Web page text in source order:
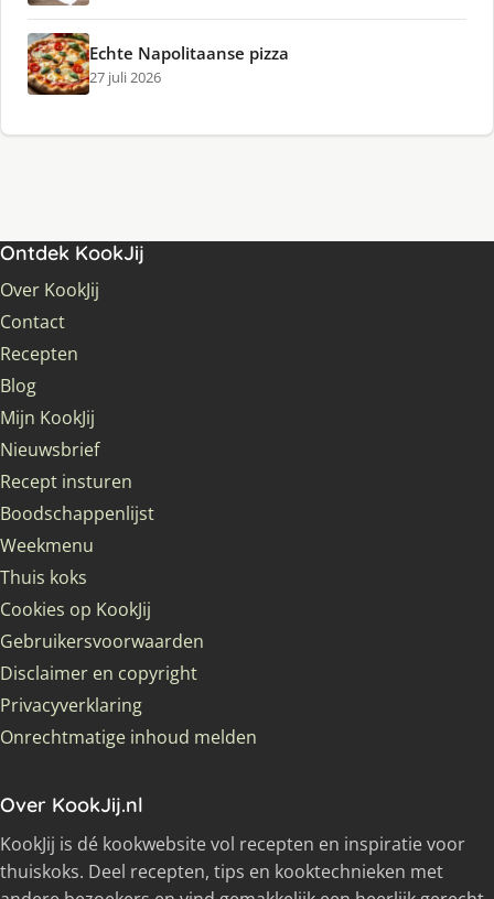
Echte Napolitaanse pizza
27 juli 2026
Ontdek KookJij
Over KookJij
Contact
Recepten
Blog
Mijn KookJij
Nieuwsbrief
Recept insturen
Boodschappenlijst
Weekmenu
Thuis koks
Cookies op KookJij
Gebruikersvoorwaarden
Disclaimer en copyright
Privacyverklaring
Onrechtmatige inhoud melden
Over KookJij.nl
KookJij is dé kookwebsite vol recepten en inspiratie voor
thuiskoks. Deel recepten, tips en kooktechnieken met